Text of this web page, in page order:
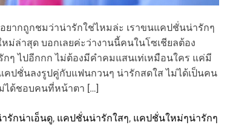
ยากถูกชมว่าน่ารักใช่ไหมล่ะ เราขนแคปชั่นน่ารักๆ
ล่าสุด บอกเลยค่ะว่างานนี้คนในโซเชียลต้อง
ๆ ไปอีกกก ไม่ต้องมีคำคมแสนเท่เหมือนใคร แค่มี
คปชั่นลงรูปคู่กับแฟนกวนๆ น่ารักสดใส ไม่ได้เป็นคน
ได้ชอบคนที่หน้าตา […]
รักน่าเอ็นดู, แคปชั่นน่ารักใสๆ, แคปชั่นใหม่ๆน่ารักๆ